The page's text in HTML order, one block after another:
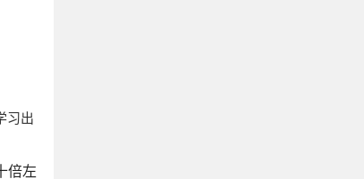
习出
倍左